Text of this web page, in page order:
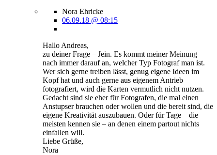
Nora Ehricke
06.09.18 @ 08:15
Hallo Andreas,
zu deiner Frage – Jein. Es kommt meiner Meinung
nach immer darauf an, welcher Typ Fotograf man ist.
Wer sich gerne treiben lässt, genug eigene Ideen im
Kopf hat und auch gerne aus eigenem Antrieb
fotografiert, wird die Karten vermutlich nicht nutzen.
Gedacht sind sie eher für Fotografen, die mal einen
Anstupser brauchen oder wollen und die bereit sind, die
eigene Kreativität auszubauen. Oder für Tage – die
meisten kennen sie – an denen einem partout nichts
einfallen will.
Liebe Grüße,
Nora